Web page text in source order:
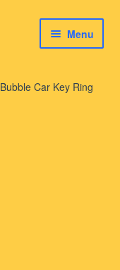
Menu
Bubble Car Key Ring